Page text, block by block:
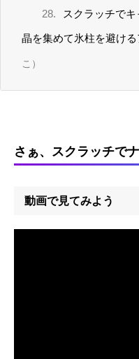
28. スクラッチで
晶を集めて氷柱を避け
こ）
さぁ、スクラッチで
動画で見てみよう